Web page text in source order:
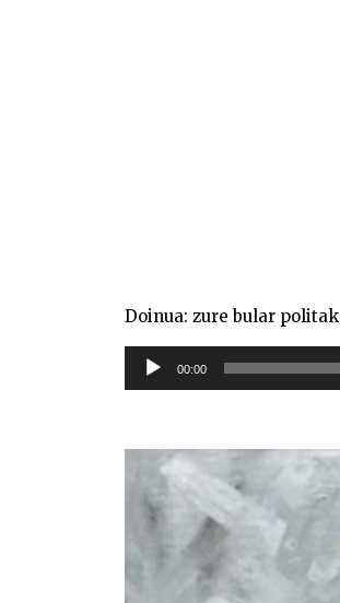
Doinua: zure bular politak
Soinu
erreproduzigailua
00:00